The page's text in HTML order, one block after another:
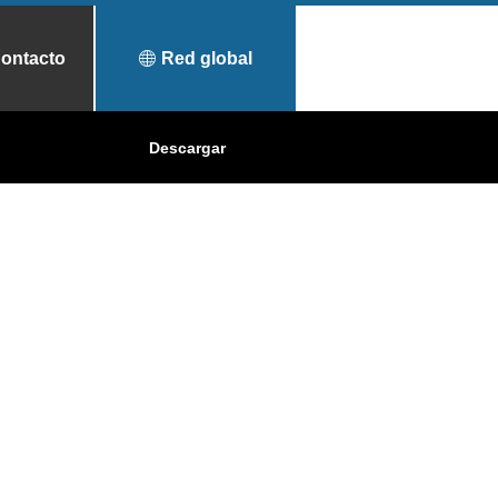
Red global
¿Porqué Toyo Tanso?
Aplicaciones
Descargar